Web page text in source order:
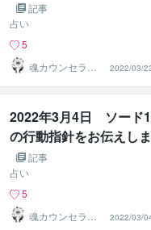
記事
占い
5
魂カウンセラー
✨ あきほ（aki
ho）
2022/03/
2022年3月4日 ソー
の行動指針をお伝えしま
記事
占い
5
魂カウンセラー
✨ あきほ（aki
2022/03/